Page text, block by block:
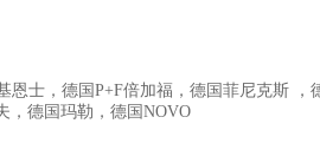
士，德国P+F倍加福，德国菲尼克斯 ，
，德国玛勒，德国NOVO